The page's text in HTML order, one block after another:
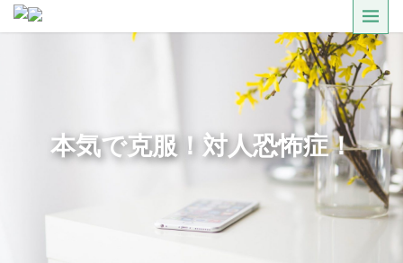
本気で克服！対人恐怖症！